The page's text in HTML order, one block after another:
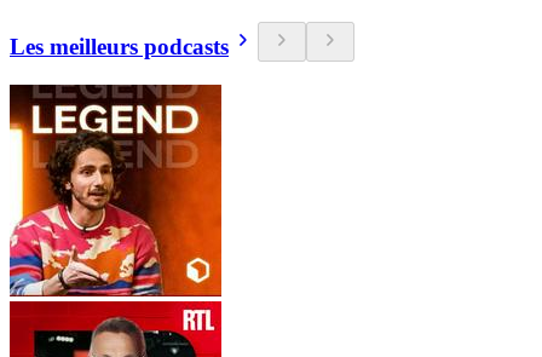
Les meilleurs podcasts